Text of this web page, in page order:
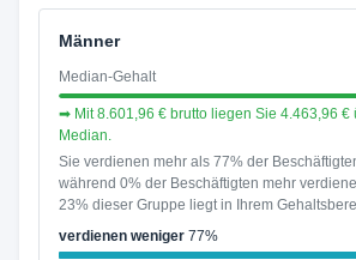
Männer
Median-Gehalt
➡ Mit 8.601,96 € brutto liegen Sie 4.463,96 €
Median.
Sie verdienen mehr als 77% der
während 0% der Beschäftigten mehr
23% dieser Gruppe liegt in Ihrem
verdienen weniger77%